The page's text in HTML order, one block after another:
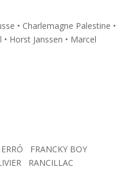
• Charlemagne Palestine •
Horst Janssen • Marcel
FRANCKY BOY
RANCILLAC